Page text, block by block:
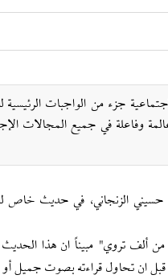
جزء من الواجبات
وفاعلة في جميع المجالات
الزنجاني، في حديث خاص له
ألف تروي" مبيناً ان هذا الحديث
قبل ان تحاول قراءته بصوت جميل